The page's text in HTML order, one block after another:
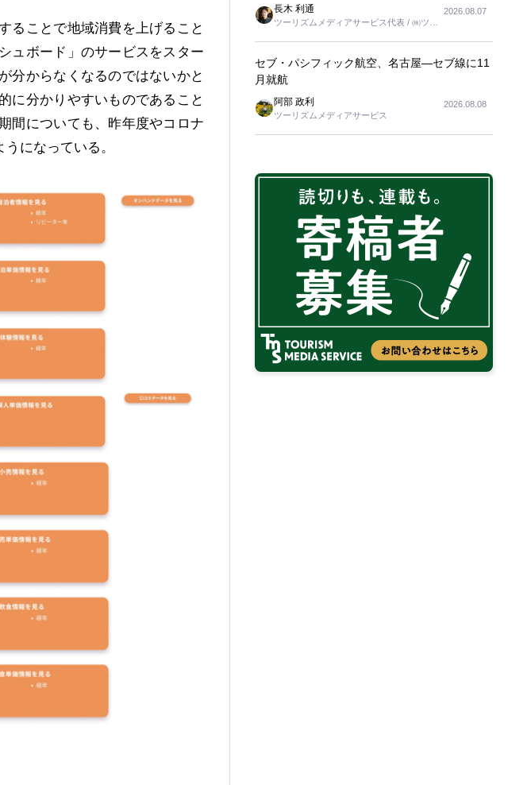
ることで地域消費を上げること
ュボード」のサービスをスター
分からなくなるのではないかと
に分かりやすいものであること
間についても、昨年度やコロナ
になっている。
長木 利通
ツーリズムメディアサービス代表 / ㈱ツー
2026.08.07
セブ・パシフィック航空、名古屋―セブ線に11
月就航
阿部 政利
ツーリズムメディアサービス
2026.08.08